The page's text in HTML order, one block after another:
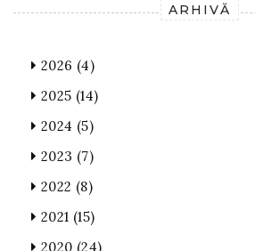
ARHIVĂ
2026 (4)
2025 (14)
2024 (5)
2023 (7)
2022 (8)
2021 (15)
2020 (24)